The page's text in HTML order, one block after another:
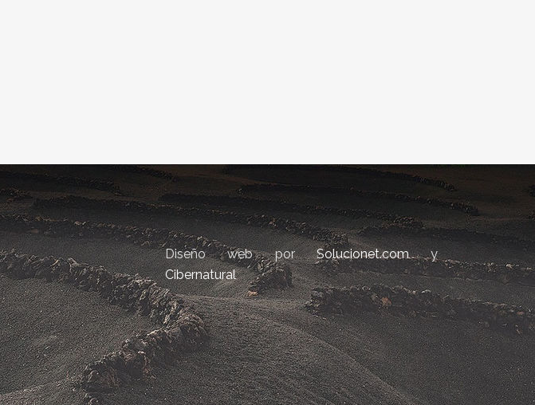
Diseño web porSolucionet.comy
Cibernatural